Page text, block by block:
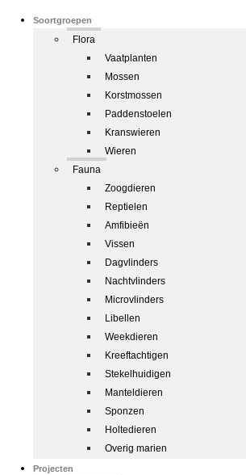
Soortgroepen
Flora
Vaatplanten
Mossen
Korstmossen
Paddenstoelen
Kranswieren
Wieren
Fauna
Zoogdieren
Reptielen
Amfibieën
Vissen
Dagvlinders
Nachtvlinders
Microvlinders
Libellen
Weekdieren
Kreeftachtigen
Stekelhuidigen
Manteldieren
Sponzen
Holtedieren
Overig marien
Projecten